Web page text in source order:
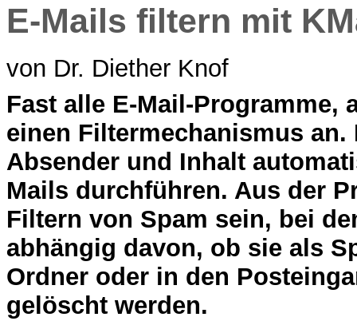
E-Mails filtern mit
von Dr. Diether Knof
Fast alle E-Mail-Programme,
einen Filtermechanismus
Absender und Inhalt
Mails durchführen. Aus der
Filtern von Spam sein, bei
abhängig davon, ob sie als
Ordner oder in den
gelöscht werden.